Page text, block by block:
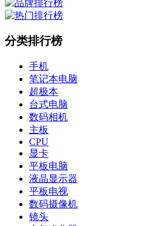
分类排行榜
手机
笔记本电脑
超极本
台式电脑
数码相机
主板
CPU
显卡
平板电脑
液晶显示器
平板电视
数码摄像机
镜头